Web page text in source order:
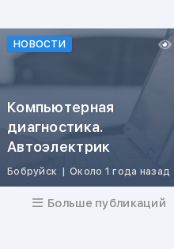
НОВОСТИ
Компьютерная
диагностика.
Автоэлектрик
Бобруйск | Около 1 года назад
Больше публикаций